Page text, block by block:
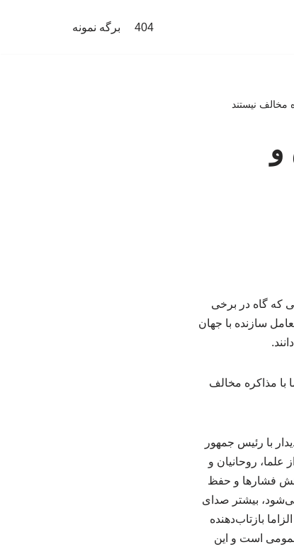
404 برگه نمونه
مخالف نیستند
و
که گاه در برخی
سازنده با جهان
با رئیس جمهور
روحانیان و
فشارها و حفظ
بیشتر صدای
بازتاب‌دهنده
است و این